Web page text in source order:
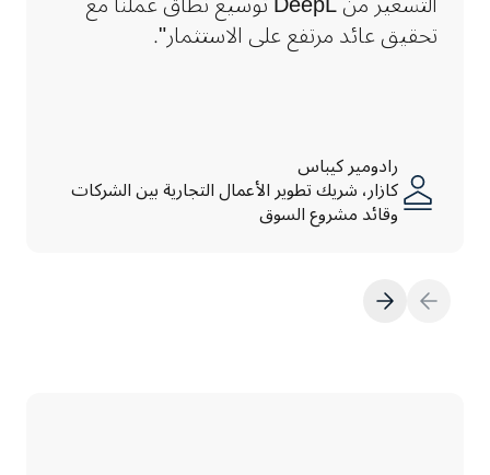
تحقيق عائد مرتفع على الاستثمار".
رادومير كيباس
كازار، شريك تطوير الأعمال التجارية بين الشركات
وقائد مشروع السوق